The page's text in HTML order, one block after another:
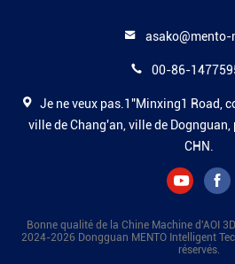
asako@mento-
00-86-
Je ne veux pas.1"Minxing1 Road,
ville de Chang'an, ville de
CHN.
Bonne qualité de la Chine Machine d'AOI
2024-2026 Dongguan MENTO Intelligent
réservés.